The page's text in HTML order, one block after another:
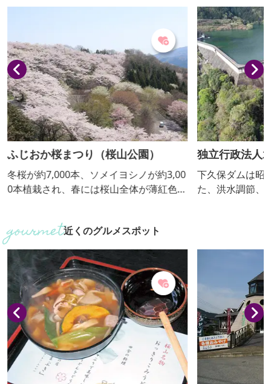
ふじおか桜まつり（桜山公園）
冬桜が約7,000本、ソメイヨシノが約3,00
0本植栽され、春には桜山全体が薄紅色に
から12月中旬に見頃を迎えるが、秋に開
花しなかったつぼみが越冬し、春に花を
咲かせる「二度咲き」の珍しい桜です。
秋には周辺の紅葉とともに楽しむことが
できます。上毛かるたの「さ」『三波石
と共に名高い冬桜』の場所です。
独立行政法人
管理所
下久保ダムは昭
た、洪水調節、
傍には国の名勝
「神川町の城
公園」があります。 ■見学内容
無 ダムの職員
せていただいた
近くのグルメスポット